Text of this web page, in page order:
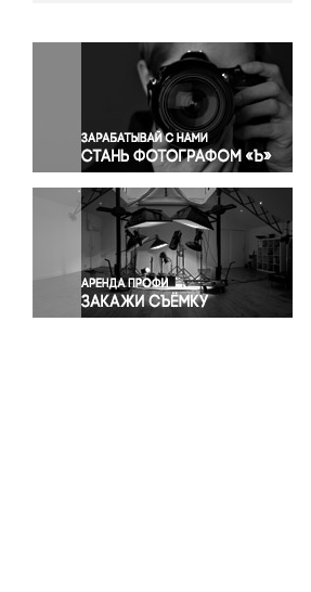
Окружающая среда
Политика
Правосудие
Происшествия и конфликты
Религия
Светская жизнь
Спорт
Экология
Экономика и бизнес